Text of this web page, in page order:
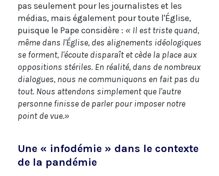
pas seulement pour les journalistes et les
médias, mais également pour toute l'Église,
puisque le Pape considère : « Il est triste quand,
même dans l'Église, des alignements idéologiques
se forment, l'écoute disparaît et cède la place aux
oppositions stériles. En réalité, dans de nombreux
dialogues, nous ne communiquons en fait pas du
tout. Nous attendons simplement que l'autre
personne finisse de parler pour imposer notre
point de vue.»
Une « infodémie » dans le contexte
de la pandémie